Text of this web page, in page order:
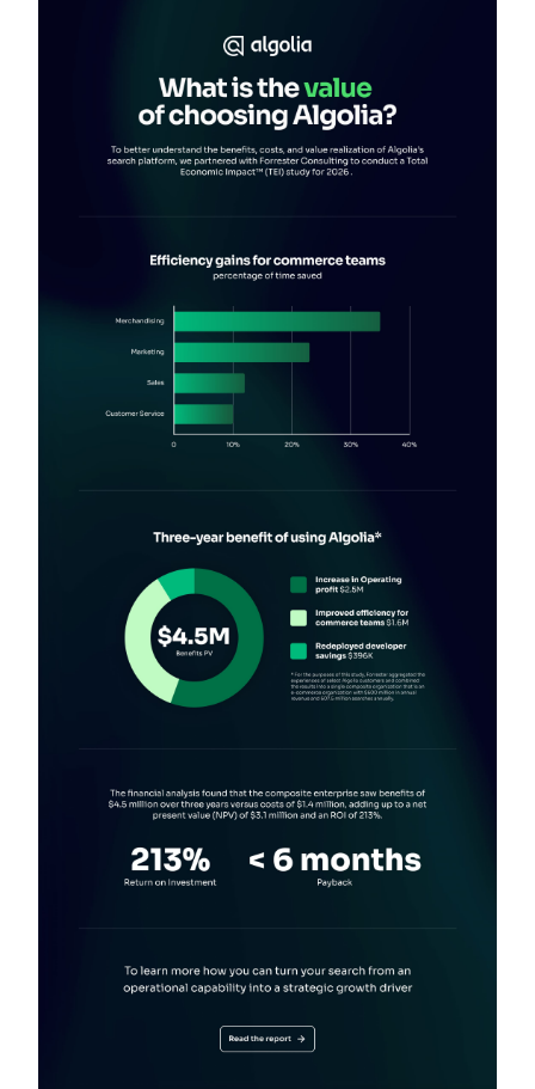
Datenvolumen mitwachsen?
VORSCHLÄGE